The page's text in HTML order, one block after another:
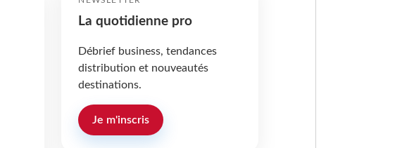
La quotidienne pro
Débrief business, tendances
distribution et nouveautés
destinations.
Je m'inscris